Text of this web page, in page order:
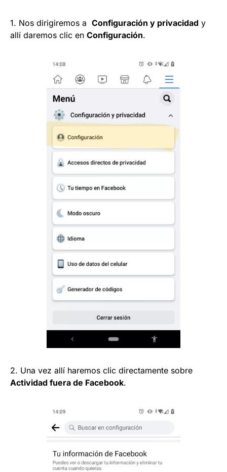
1. Nos dirigiremos a Configuración y privacidad y
allí daremos clic en Configuración.
2. Una vez allí haremos clic directamente sobre
Actividad fuera de Facebook.